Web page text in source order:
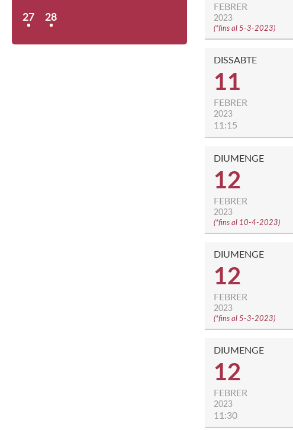
27 28
FEBRER
2023
(*fins al 5-3-2023)
DISSABTE
11
FEBRER
2023
11:15
DIUMENGE
12
FEBRER
2023
(*fins al 10-4-2023)
DIUMENGE
12
FEBRER
2023
(*fins al 5-3-2023)
DIUMENGE
12
FEBRER
2023
11:30